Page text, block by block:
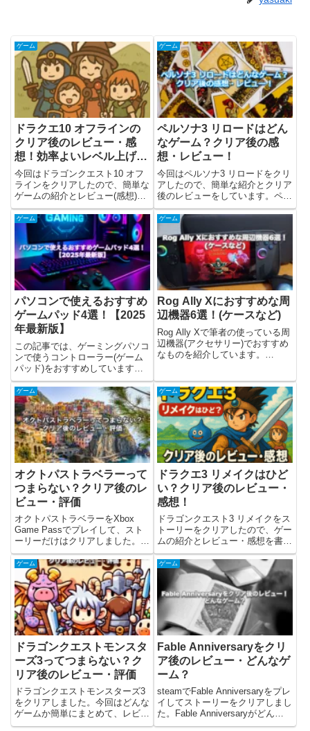
ゲーム
ドラクエ10 オフラインの
クリア後のレビュー・感
想！効率よいレベル上げ
は？
今回はドラゴンクエスト10 オフ
ラインをクリアしたので、簡単な
ゲームの紹介とレビュー(感想)な
どを書きました。ドラクエ10 オ
フラインとは？ドラゴンクエスト
10 オフラインは、2022年9月15
日にスクウェア・エニックスから
発売されたRPG...
ゲーム
ペルソナ3 リロードはどん
なゲーム？クリア後の感
想・レビュー！
今回はペルソナ3 リロードをクリ
アしたので、簡単な紹介とクリア
後のレビューをしています。ペル
ソナ3 リロードについて『ペルソ
ナ3 リロード』は、アトラスより
2024年2月2日に発売された
PlayStation 5/PlayStation 4...
ゲーム
パソコンで使えるおすすめ
ゲームパッド4選！【2025
年最新版】
この記事では、ゲーミングパソコ
ンで使うコントローラー(ゲーム
パッド)をおすすめしています。
Xbox・Steam・Epic Gamesで買
ったゲームをするために、ゲーム
コントローラーがあると便利で
す。ゲストさんパソコンでゲーム
始めたんだけど、...
ゲーム
Rog Ally Xにおすすめな周
辺機器6選！(ケースなど)
Rog Ally Xで筆者の使っている周
辺機器(アクセサリー)でおすすめ
なものを紹介しています。
います！Rog Ally Xのおすすめな
周辺機器6選！Rog Ally Xを使...
ゲーム
オクトパストラベラーって
つまらない？クリア後のレ
ビュー・評価
オクトパストラベラーをXbox
Game Passでプレイして、スト
ーリーだけはクリアしました。ど
んなゲームか簡単にまとめて、筆
者の観点からレビュー(感想)をや
っていきます。個人的には、下記
の人なら楽しめるのかなと思いま
した。・短いストーリ...
ゲーム
ドラクエ3 リメイクはひど
い？クリア後のレビュー・
感想！
ドラゴンクエスト3 リメイクをス
トーリーをクリアしたので、ゲー
ムの紹介とレビュー・感想を書い
ています。今回はスイッチ版を購
入して遊んでみました。ドラゴン
クエスト3 リメイクとは？ドラゴ
ンクエスト3 リメイクは2024年
11月14日に発売され...
ゲーム
ドラゴンクエストモンスタ
ーズ3ってつまらない？ク
リア後のレビュー・評価
ドラゴンクエストモンスターズ3
をクリアしました。今回はどんな
ゲームか簡単にまとめて、レビュ
ー(感想)をやっていきます。詳細
ゲーム
Fable Anniversaryをクリ
ア後のレビュー・どんなゲ
ーム？
steamでFable Anniversaryをプレ
イしてストーリーをクリアしまし
た。Fable Anniversaryがどんな
ゲームか簡単に解説して、筆者の